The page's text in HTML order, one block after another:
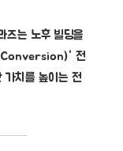
즈는 노후 빌딩을
전
치를 높이는 전